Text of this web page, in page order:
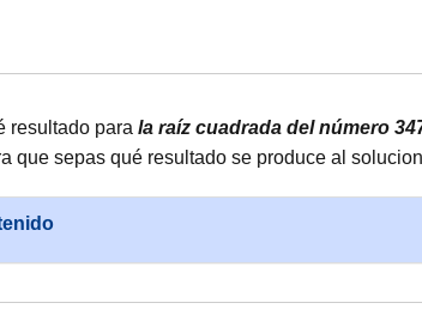
resultado para la raíz cuadrada del número
que sepas qué resultado se produce al